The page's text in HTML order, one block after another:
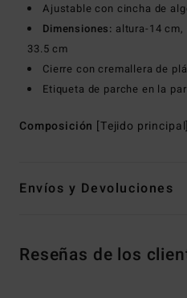
Ajustable con cincha de
Dimensiones: altura-14
33.5 cm
Cierre con cremallera de
Etiqueta de parche en la
Composición [Tejido
Envíos y Devoluciones
Reseñas de los